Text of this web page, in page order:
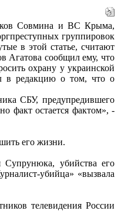
Совмина и ВС Крыма,
группировок
в этой статье, считают
Агатова сообщил ему, что
охрану у украинской
в редакцию о том, что о
СБУ, предупредившего
факт остается фактом», -
его жизни.
Супрунюка, убийства его
убийца» «вызвала
телевидения России